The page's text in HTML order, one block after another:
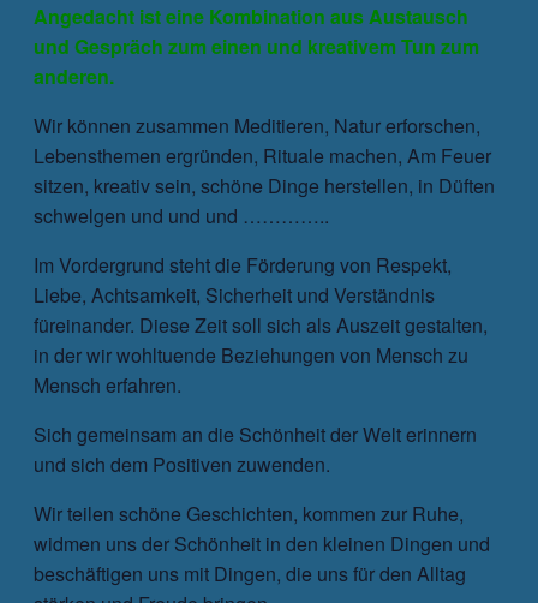
Angedacht ist eine Kombination aus Austausch
und Gespräch zum einen und kreativem Tun zum
anderen.
Wir können zusammen Meditieren, Natur erforschen,
Lebensthemen ergründen, Rituale machen, Am Feuer
sitzen, kreativ sein, schöne Dinge herstellen, in Düften
schwelgen und und und …………..
Im Vordergrund steht die Förderung von Respekt,
Liebe, Achtsamkeit, Sicherheit und Verständnis
füreinander. Diese Zeit soll sich als Auszeit gestalten,
in der wir wohltuende Beziehungen von Mensch zu
Mensch erfahren.
Sich gemeinsam an die Schönheit der Welt erinnern
und sich dem Positiven zuwenden.
Wir teilen schöne Geschichten, kommen zur Ruhe,
widmen uns der Schönheit in den kleinen Dingen und
beschäftigen uns mit Dingen, die uns für den Alltag